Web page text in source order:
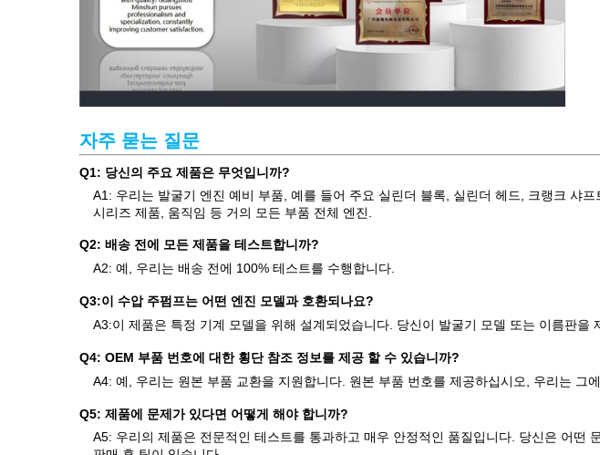
자주 묻는 질문
Q1: 당신의 주요 제품은 무엇입니까?
A1: 우리는 발굴기 엔진 예비 부품, 예를 들어 주요 실린더 블록, 실린더 헤드, 크랭크 샤
시리즈 제품, 움직임 등 거의 모든 부품 전체 엔진.
Q2: 배송 전에 모든 제품을 테스트합니까?
A2: 예, 우리는 배송 전에 100% 테스트를 수행합니다.
Q3:이 수압 주펌프는 어떤 엔진 모델과 호환되나요?
A3:이 제품은 특정 기계 모델을 위해 설계되었습니다. 당신이 발굴기 모델 또는 이름판
Q4: OEM 부품 번호에 대한 횡단 참조 정보를 제공 할 수 있습니까?
A4: 예, 우리는 원본 부품 교환을 지원합니다. 원본 부품 번호를 제공하십시오, 우리는 그
Q5: 제품에 문제가 있다면 어떻게 해야 합니까?
A5: 우리의 제품은 전문적인 테스트를 통과하고 매우 안정적인 품질입니다. 당신은 어떤